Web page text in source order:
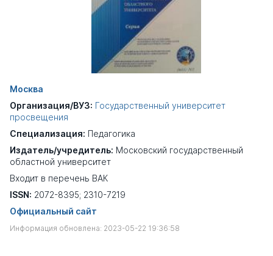
Москва
Организация/ВУЗ: Государственный университет
просвещения
Специализация: Педагогика
Издатель/учредитель: Московский государственный
областной университет
Входит в перечень ВАК
ISSN: 2072-8395; 2310-7219
Официальный сайт
Информация обновлена: 2023-05-22 19:36:58